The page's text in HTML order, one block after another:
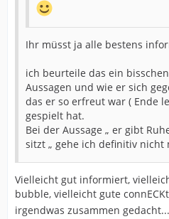
Ihr müsst ja alle bestens
ich beurteile das ein
Aussagen und wie er sich
das er so erfreut war ( Ende
gespielt hat.
Bei der Aussage „ er gibt
sitzt „ gehe ich definitiv nicht
Vielleicht gut informiert,
bubble, vielleicht gute
irgendwas zusammen